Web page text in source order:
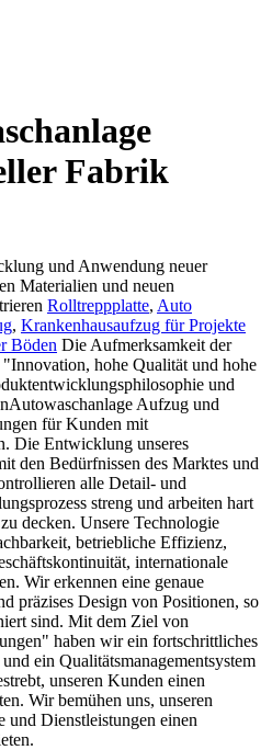
Fabrik
und Anwendung neuer
Materialien und neuen
Rolltreppplatte, Auto
, Krankenhausaufzug für Projekte
Böden Die Aufmerksamkeit der
hohe Qualität und hohe
und
Aufzug und
für Kunden mit
Die Entwicklung unseres
den Bedürfnissen des Marktes und
alle Detail- und
streng und arbeiten hart
decken. Unsere Technologie
betriebliche Effizienz,
internationale
Wir erkennen eine genaue
präzises Design von Positionen, so
sind. Mit dem Ziel von
haben wir ein fortschrittliches
ein Qualitätsmanagementsystem
unseren Kunden einen
Wir bemühen uns, unseren
und Dienstleistungen einen